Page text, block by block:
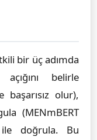
bir üç adımda
belirle
olur),
(MENmBERT
doğrula. Bu